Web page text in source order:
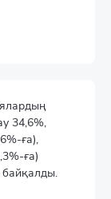
34,6%,
ға),
ға)